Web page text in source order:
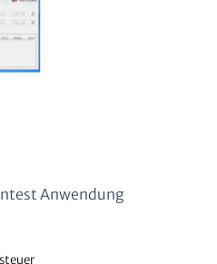
Anwendung